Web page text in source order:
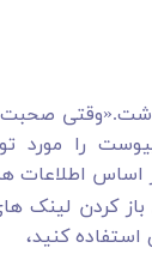
صحبت
را مورد
اساس اطلاعات
کردن لینک‌
استفاده کنید،